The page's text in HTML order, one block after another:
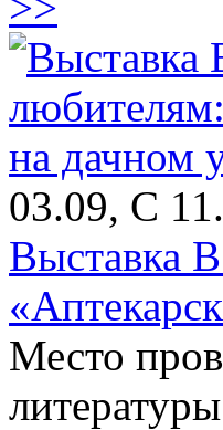
03.09, С
Выставка
Место
литературы